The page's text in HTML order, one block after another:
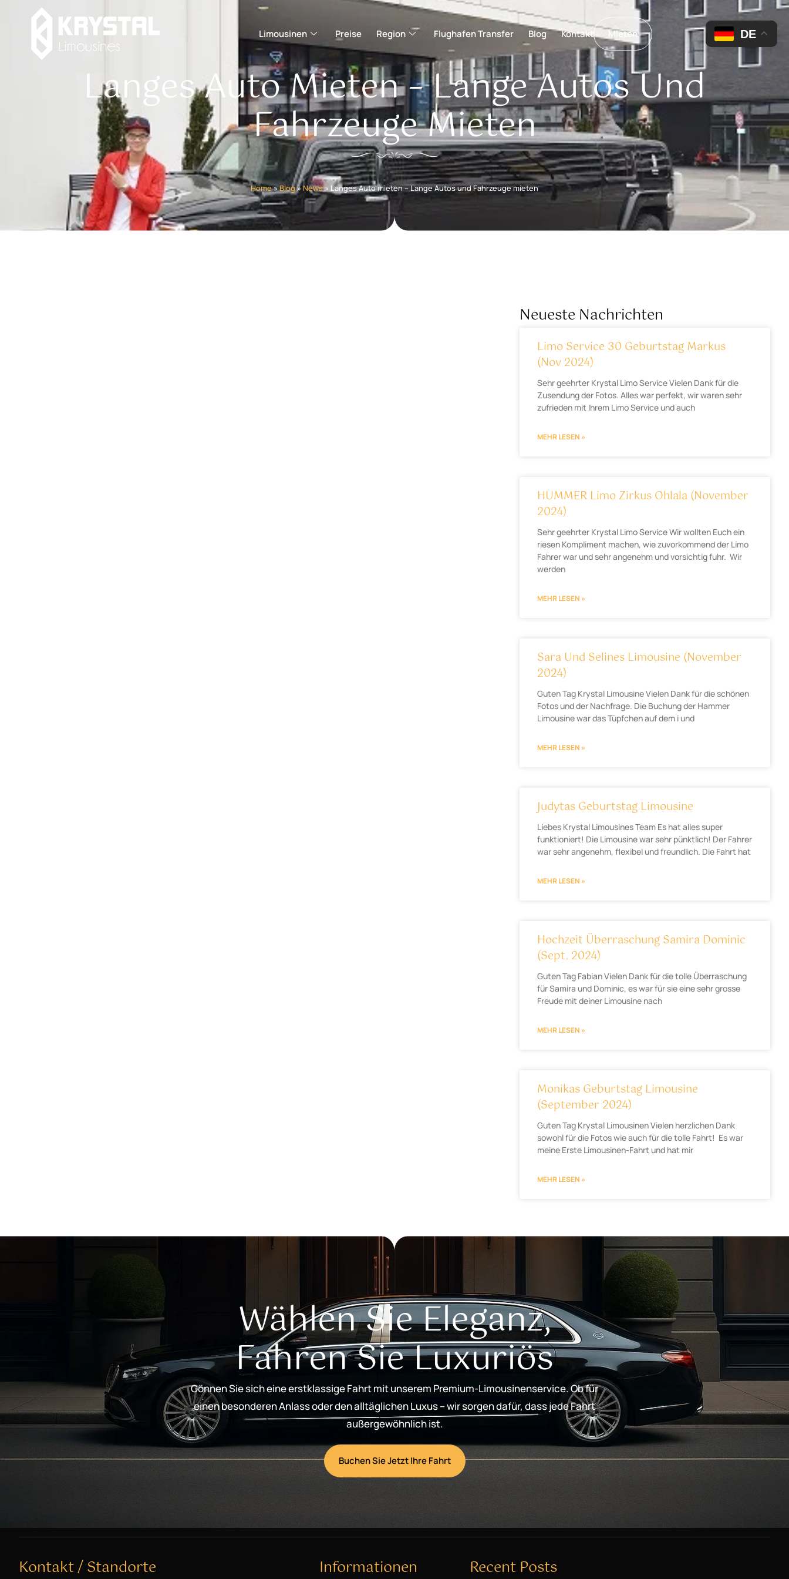
Limousinen Preise Region Flughafen Transfer Blog Kontakt Mieten
Langes Auto Mieten – Lange Autos Und
Fahrzeuge Mieten
Home»Blog»News» Langes Auto mieten – Lange Autos und Fahrzeuge mieten
Neueste Nachrichten
Limo Service 30 Geburtstag Markus
(Nov 2024)
Sehr geehrter Krystal Limo Service Vielen Dank für die
Zusendung der Fotos. Alles war perfekt, wir waren sehr
zufrieden mit Ihrem Limo Service und auch
MEHR LESEN »
HUMMER Limo Zirkus Ohlala (November
2024)
Sehr geehrter Krystal Limo Service Wir wollten Euch ein
riesen Kompliment machen, wie zuvorkommend der Limo
Fahrer war und sehr angenehm und vorsichtig fuhr. Wir
werden
MEHR LESEN »
Sara Und Selines Limousine (November
2024)
Guten Tag Krystal Limousine Vielen Dank für die schönen
Fotos und der Nachfrage. Die Buchung der Hammer
Limousine war das Tüpfchen auf dem i und
MEHR LESEN »
Judytas Geburtstag Limousine
Liebes Krystal Limousines Team Es hat alles super
funktioniert! Die Limousine war sehr pünktlich! Der Fahrer
war sehr angenehm, flexibel und freundlich. Die Fahrt hat
MEHR LESEN »
Hochzeit Überraschung Samira Dominic
(Sept. 2024)
Guten Tag Fabian Vielen Dank für die tolle Überraschung
für Samira und Dominic, es war für sie eine sehr grosse
Freude mit deiner Limousine nach
MEHR LESEN »
Monikas Geburtstag Limousine
(September 2024)
Guten Tag Krystal Limousinen Vielen herzlichen Dank
sowohl für die Fotos wie auch für die tolle Fahrt! Es war
meine Erste Limousinen-Fahrt und hat mir
MEHR LESEN »
Wählen Sie Eleganz,
Fahren Sie Luxuriös
Gönnen Sie sich eine erstklassige Fahrt mit unserem Premium-Limousinenservice. Ob für
einen besonderen Anlass oder den alltäglichen Luxus – wir sorgen dafür, dass jede Fahrt
außergewöhnlich ist.
Buchen Sie Jetzt Ihre Fahrt
Kontakt / Standorte Informationen Recent Posts
DE